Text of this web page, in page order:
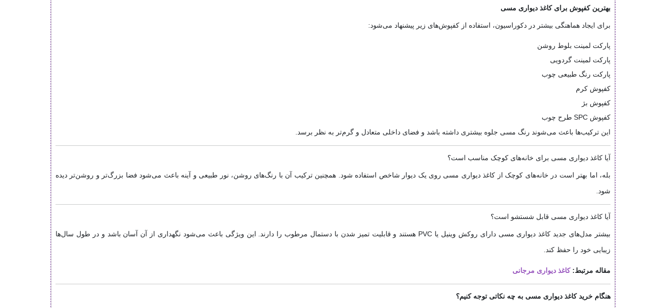
بهترین کفپوش برای کاغذ دیواری مسی
برای ایجاد هماهنگی بیشتر در دکوراسیون، استفاده از کفپوش‌های زیر پیشنهاد می‌شود:
پارکت لمینت بلوط روشن
پارکت لمینت گردویی
پارکت رنگ طبیعی چوب
کفپوش کرم
کفپوش بژ
کفپوش SPC طرح چوب
این ترکیب‌ها باعث می‌شوند رنگ مسی جلوه بیشتری داشته باشد و فضای داخلی متعادل و گرم‌تر به نظر برسد.
آیا کاغذ دیواری مسی برای خانه‌های کوچک مناسب است؟
بله، اما بهتر است در خانه‌های کوچک از کاغذ دیواری مسی روی یک دیوار شاخص استفاده شود. همچنین ترکیب آن با رنگ‌های روشن، نور طبیعی و آینه باعث می‌شود فضا بزرگ‌تر و روشن‌تر دیده
شود.
آیا کاغذ دیواری مسی قابل شستشو است؟
بیشتر مدل‌های جدید کاغذ دیواری مسی دارای روکش وینیل یا PVC هستند و قابلیت تمیز شدن با دستمال مرطوب را دارند. این ویژگی باعث می‌شود نگهداری از آن آسان باشد و در طول سال‌ها
زیبایی خود را حفظ کند.
مقاله مرتبط:کاغذ دیواری مرجانی
هنگام خرید کاغذ دیواری مسی به چه نکاتی توجه کنیم؟